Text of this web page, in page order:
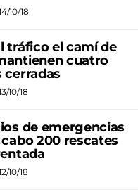
10/18
tráfico el camí de
cuatro
cerradas
10/18
de emergencias
200 rescates
10/18